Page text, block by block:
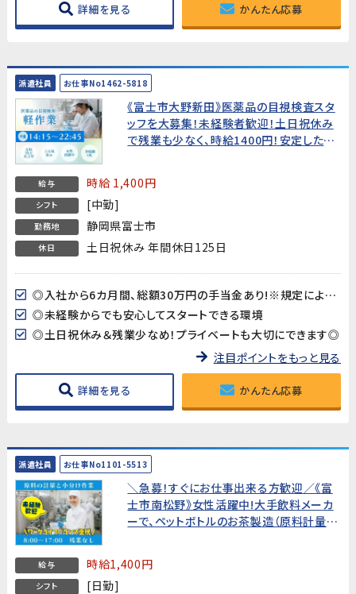
詳細を見る かんたん応募
派遣社員 お仕事No1462-5818
《富士市大野新田》医薬品の目視検査スタ
ッフを大募集！未経験者歓迎！土日祝休み
で残業も少なく、時給1400円！安定した環
給与 時給 1,400円
シフト [中勤]
勤務地 静岡県富士市
休日 土日祝休み 年間休日125日
◎入社から6カ月間、総額30万円の手当金あり!※規定による支給
◎未経験からでも安心してスタートできる環境
◎土日祝休み＆残業少なめ！プライベートも大切にできます◎
注目ポイントをもっと見る
詳細を見る かんたん応募
派遣社員 お仕事No1101-5513
＼急募！すぐにお仕事出来る方歓迎／《富
士市南松野》女性活躍中!大手飲料メーカ
ーで、ペットボトルのお茶製造（原料計量、
給与 時給1,400円
シフト [日勤]